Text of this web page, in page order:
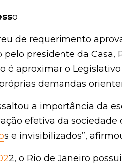
o
de requerimento aprovado
Rodrigo Bacellar
que vivem em
das políticas.
a importância da
efetiva da sociedade
invisibilizados”, afirmou.
2, o Rio de Janeiro possui